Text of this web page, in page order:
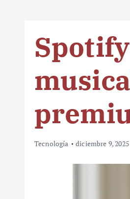
Tecnología diciembre 9, 2025